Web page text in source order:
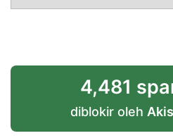
4,481
diblokir oleh